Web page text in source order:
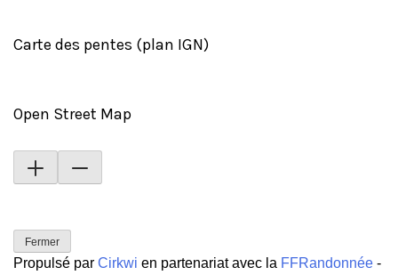
Carte des pentes (plan IGN)
Open Street Map
Fermer
Propulsé par Cirkwi en partenariat avec la FFRandonnée -